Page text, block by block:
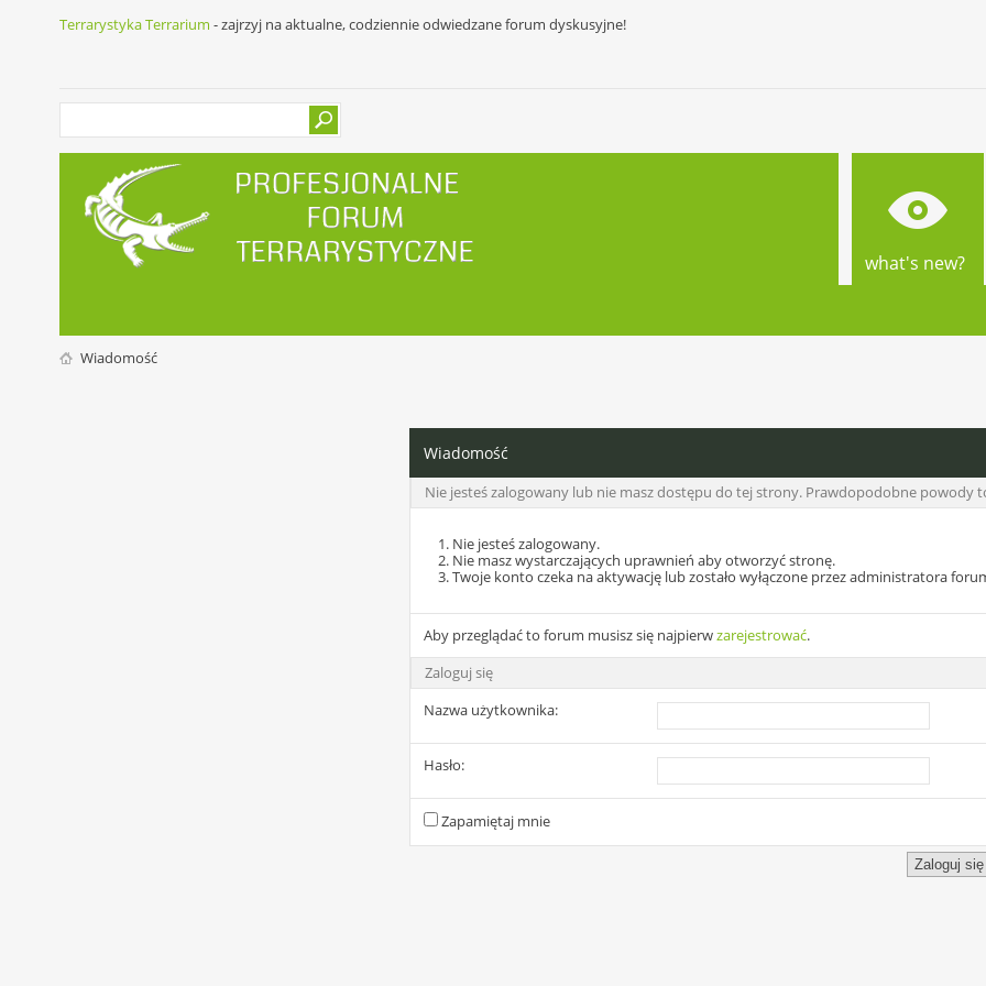
Terrarystyka Terrarium - zajrzyj na aktualne, codziennie odwiedzane forum dyskusyjne!
what's new?
Wiadomość
Wiadomość
Nie jesteś zalogowany lub nie masz dostępu do tej strony. Prawdopodobne powody
Nie jesteś zalogowany.
Nie masz wystarczających uprawnień aby otworzyć stronę.
Twoje konto czeka na aktywację lub zostało wyłączone przez administratora
Aby przeglądać to forum musisz się najpierwzarejestrować.
Zaloguj się
Nazwa użytkownika:
Hasło:
Zapamiętaj mnie